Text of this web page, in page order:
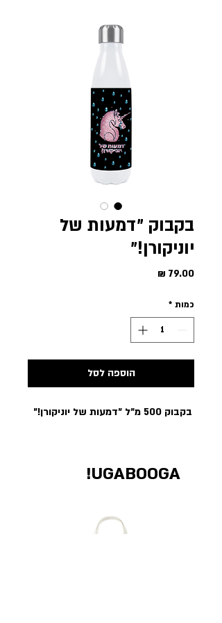
בקבוק ״דמעות של
יוניקורן!״
כמות *
הוספה לסל
בקבוק 500 מ״ל ״דמעות של יוניקורן!״
UGABOOGA!